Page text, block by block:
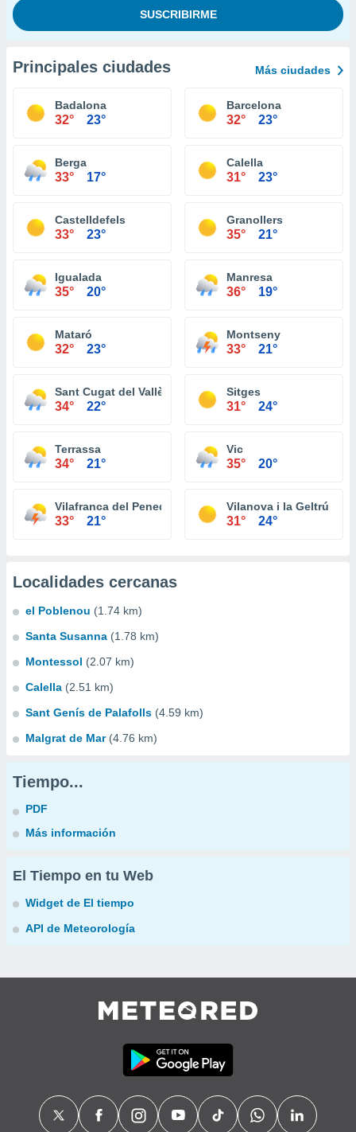
Principales ciudades Más ciudades
Badalona
32° 23°
Barcelona
32° 23°
Berga
33° 17°
Calella
31° 23°
Castelldefels
33° 23°
Granollers
35° 21°
Igualada
35° 20°
Manresa
36° 19°
Mataró
32° 23°
Montseny
33° 21°
Sant Cugat del Vallès
34° 22°
Sitges
31° 24°
Terrassa
34° 21°
Vic
35° 20°
Vilafranca del Penedès
33° 21°
Vilanova i la Geltrú
31° 24°
Localidades cercanas
el Poblenou (1.74 km)
Santa Susanna (1.78 km)
Montessol (2.07 km)
Calella (2.51 km)
Sant Genís de Palafolls (4.59 km)
Malgrat de Mar (4.76 km)
Tiempo...
PDF
Más información
El Tiempo en tu Web
Widget de El tiempo
API de Meteorología